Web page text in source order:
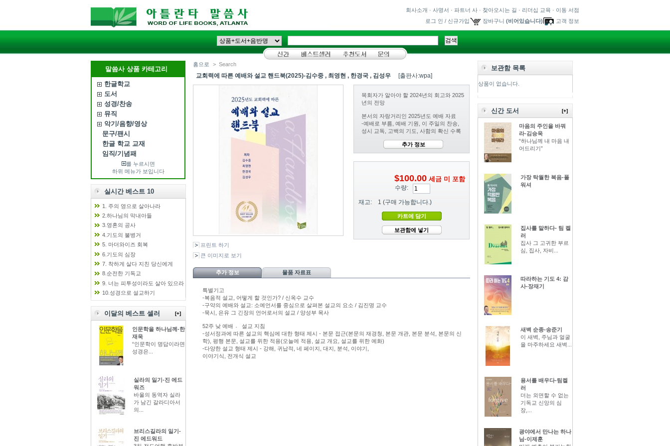
회사소개 · 사명서 · 파트너 사 · 찾아오시는 길 · 리더십 교육 · 이동 서점
로그 인 / 신규가입
장바구니 (비어있습니다) 고객 정보
말씀사 상품 카테고리
한글학교
도서
성경/찬송
뮤직
악기/음향/영상
문구/팬시
한글 학교 교재
임직/기념패
를 누르시면
하위 메뉴가 보입니다
실시간 베스트 10
1. 주의 영으로 살아나라
2.하나님의 막내아들
3.영혼의 공사
4.기도의 불병거
5. 마더와이즈 회복
6.기도의 심장
7. 착하게 살다 지친 당신에게
8.순전한 기독교
9. 너는 피투성이라도 살아 있으라
10.성경으로 설교하기
이달의 베스트 셀러 [+]
인문학을 하나님께-한
재욱
“인문학이 명답이라면
성경은...
실라의 일기-진 에드
워즈
바울의 동역자 실라
가 남긴 갈라디아서
의...
브리스길라의 일기-
진 에드워드
홈으로 > Search
교회력에 따른 예배와 설교 핸드북(2025)-김수중 , 최영현 , 한경국 , 김성우 [출판사:wpa]
프린트 하기
큰 이미지로 보기
목회자가 알아야 할 2024년의 회고와 2025
년의 전망
본서의 자랑거리인 2025년도 예배 자료
-예배로 부름, 예배 기원, 이 주일의 찬송,
성시 교독, 고백의 기도, 사함의 확신 수록
추가 정보
$100.00세금 미 포함
수량:
재고: 1 (구매 가능합니다.)
보관함에 넣기
추가 정보 물품 자료표
특별기고
-복음적 설교, 어떻게 할 것인가? / 신옥수 교수
-구약의 예배와 설교: 소예언서를 중심으로 살펴본 설교의 요소 / 김진명 교수
-묵시, 은유 그 긴장의 언어로서의 설교 / 양성부 목사
52주 낮 예배 〮 설교 지침
-성서정과에 따른 설교의 핵심에 대한 형태 제시 - 본문 접근(본문의 재경청, 본문 개관, 본문 분석, 본문의 신
학), 평행 본문, 설교를 위한 적용(오늘에 적용, 설교 개요, 설교를 위한 예화)
-다양한 설교 형태 제시 - 강해, 귀납적, 네 페이지, 대지, 분석, 이야기,
이야기식, 전개식 설교
보관함 목록
상품이 없습니다.
신간 도서 [+]
마음의 주인을 바꿔
라-김승욱
“하나님께 내 마음 내
어드리기”
가장 탁월한 복음-폴
워셔
집사를 말하다- 팀 켈
러
집사 그 고귀한 부르
심, 집사, 자비...
따라하는 기도 4: 감
사-장재기
새벽 순종-송준기
이 새벽, 주님과 얼굴
을 마주하세요 새벽...
용서를 배우다-팀켈
러
더는 외면할 수 없는
기독교 신앙의 심
장,...
광야에서 만나는 하나
님-이제훈